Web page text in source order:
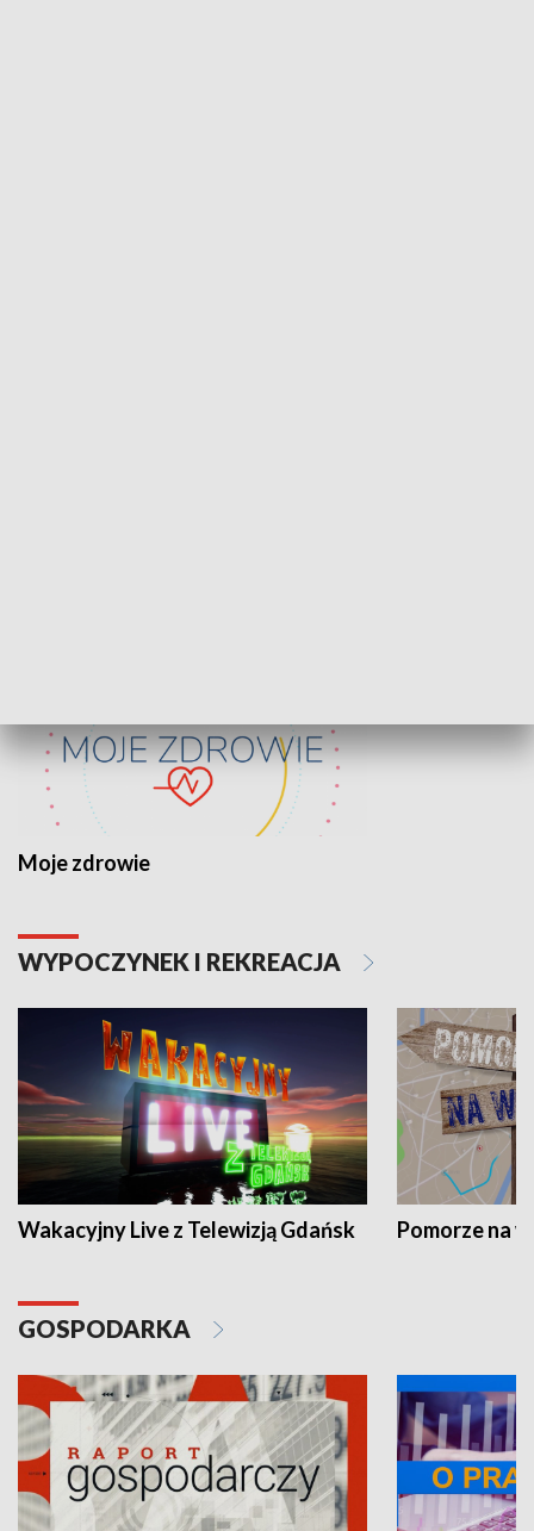
Moje zdrowie
WYPOCZYNEK I REKREACJA
Wakacyjny Live z Telewizją Gdańsk Pomorze na
GOSPODARKA